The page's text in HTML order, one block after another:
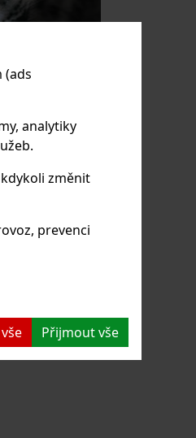
(ads
analytiky
změnit
prevenci
Přijmout vše
75x50cm na
3 KS